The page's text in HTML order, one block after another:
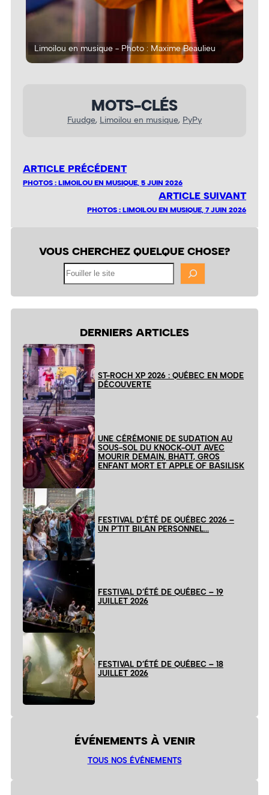
Limoilou en musique - Photo : Maxime Beaulieu
MOTS-CLÉS
Fuudge, Limoilou en musique, PyPy
ARTICLE PRÉCÉDENT
PHOTOS : LIMOILOU EN MUSIQUE, 5 JUIN 2026
ARTICLE SUIVANT
PHOTOS : LIMOILOU EN MUSIQUE, 7 JUIN 2026
VOUS CHERCHEZ QUELQUE CHOSE?
Fouiller
DERNIERS ARTICLES
ST-ROCH XP 2026 : QUÉBEC EN MODE
DÉCOUVERTE
UNE CÉRÉMONIE DE SUDATION AU
SOUS-SOL DU KNOCK-OUT AVEC
MOURIR DEMAIN, BHATT, GROS
ENFANT MORT ET APPLE OF BASILISK
FESTIVAL D’ÉTÉ DE QUÉBEC 2026 –
UN P’TIT BILAN PERSONNEL…
FESTIVAL D’ÉTÉ DE QUÉBEC – 19
JUILLET 2026
FESTIVAL D’ÉTÉ DE QUÉBEC – 18
JUILLET 2026
ÉVÉNEMENTS À VENIR
TOUS NOS ÉVÉNEMENTS